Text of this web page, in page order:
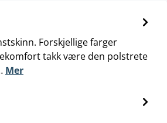
Forskjellige farger
takk være den polstrete
Mer